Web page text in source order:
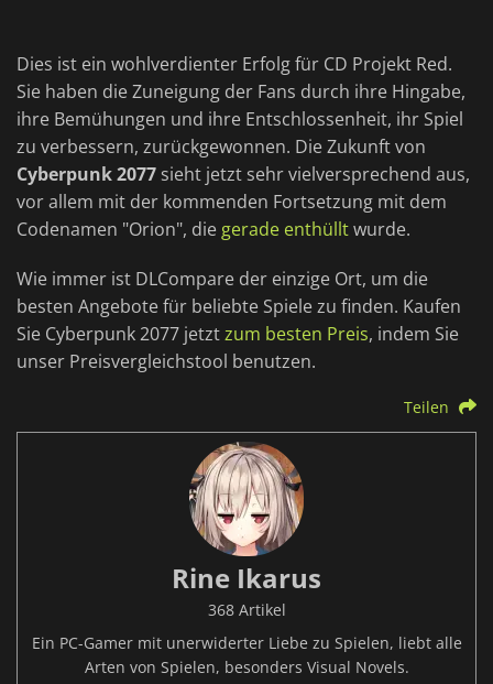
Dies ist ein wohlverdienter Erfolg für CD Projekt Red.
Sie haben die Zuneigung der Fans durch ihre Hingabe,
ihre Bemühungen und ihre Entschlossenheit, ihr Spiel
zu verbessern, zurückgewonnen. Die Zukunft von
Cyberpunk 2077 sieht jetzt sehr vielversprechend aus,
vor allem mit der kommenden Fortsetzung mit dem
Codenamen "Orion", die gerade enthülltwurde.
Wie immer ist DLCompare der einzige Ort, um die
besten Angebote für beliebte Spiele zu finden. Kaufen
Sie Cyberpunk 2077 jetztzum besten Preis, indem Sie
unser Preisvergleichstool benutzen.
Teilen
Rine Ikarus
368 Artikel
Ein PC-Gamer mit unerwiderter Liebe zu Spielen, liebt alle
Arten von Spielen, besonders Visual Novels.